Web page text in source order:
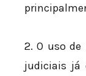
2. O uso
judiciais já